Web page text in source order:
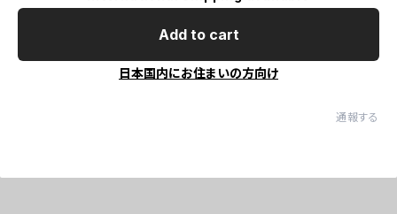
Add to cart
日本国内にお住まいの方向け
通報する